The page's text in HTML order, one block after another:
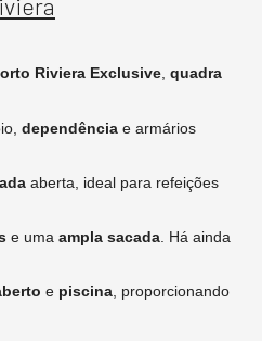
Riviera Exclusive, quadra
dependência e armários
aberta, ideal para refeições
e uma ampla sacada . Há ainda
e piscina , proporcionando